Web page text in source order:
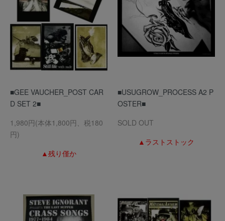
■GEE VAUCHER_POST CAR
D SET 2■
1,980円(本体1,800円、税180
円)
▲残り僅か
■USUGROW_PROCESS A2 P
OSTER■
SOLD OUT
▲ラストストック